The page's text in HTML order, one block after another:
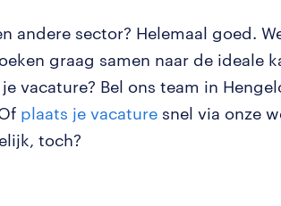
andere sector? Helemaal goed.
graag samen naar de ideale
vacature? Bel ons team in
plaats je vacature snel via onze
toch?